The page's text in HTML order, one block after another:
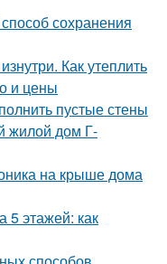
сохранения
Как утеплить
и цены
пустые стены
жилой дом Г-
на крыше дома
5 этажей: как